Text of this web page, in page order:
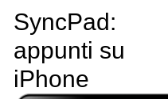
SyncPad:
appunti su
iPhone